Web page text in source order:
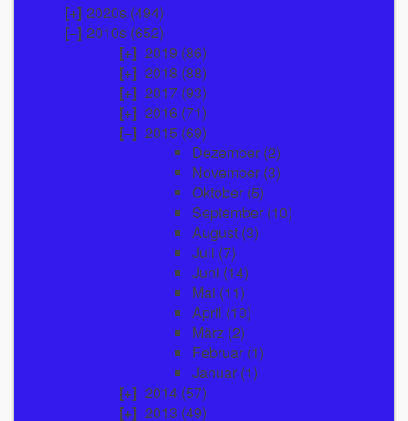
2020s (494)
2010s (652)
2019 (86)
2018 (88)
2017 (93)
2016 (71)
2015 (69)
Dezember (2)
November (3)
Oktober (5)
September (10)
August (3)
Juli (7)
Juni (14)
Mai (11)
April (10)
März (2)
Februar (1)
Januar (1)
2014 (57)
2013 (49)